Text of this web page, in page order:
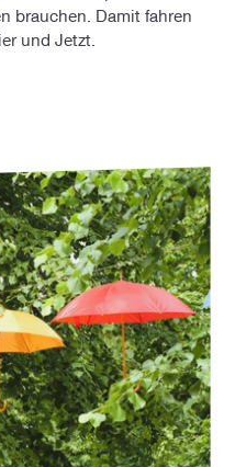
brauchen. Damit fahren
und Jetzt.